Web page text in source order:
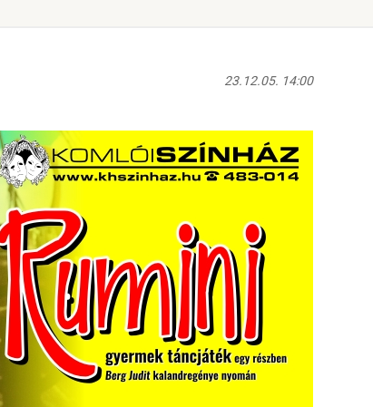
23.12.05. 14:00